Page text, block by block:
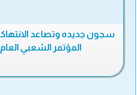
سجون جديده وتصاعد
المؤتمر الشعبي